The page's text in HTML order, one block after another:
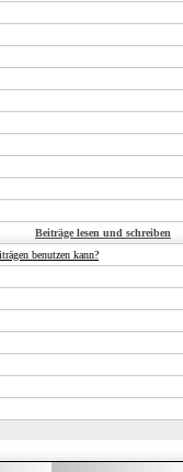
Beiträge lesen und schreiben
benutzen kann?